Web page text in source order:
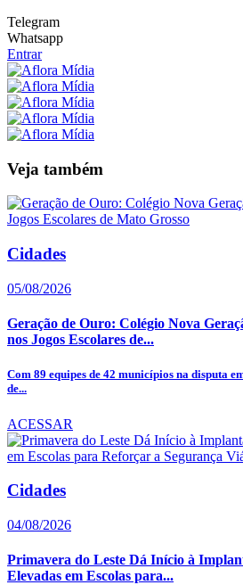
Telegram
Whatsapp
Entrar
Veja também
Cidades
05/08/2026
Geração de Ouro: Colégio Nova
nos Jogos Escolares de...
Com 89 equipes de 42 municípios na disputa
de...
ACESSAR
Cidades
04/08/2026
Primavera do Leste Dá Início à
Elevadas em Escolas para...